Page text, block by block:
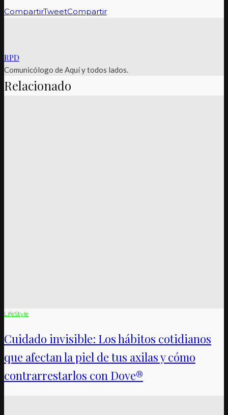
CompartirTweetCompartir
RPD
Comunicólogo de Aquí y todos lados.
Relacionado
LifeStyle
Cuidado invisible: Los hábitos cotidianos
que afectan la piel de tus axilas y cómo
contrarrestarlos con Dove®️